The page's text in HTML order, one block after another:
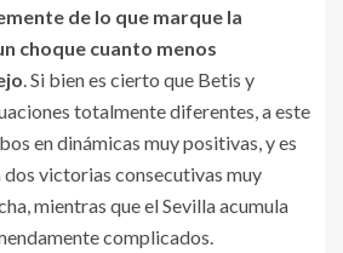
de lo que marque la
choque cuanto menos
. Si bien es cierto que Betis y
totalmente diferentes, a este
en dinámicas muy positivas, y es
dos victorias consecutivas muy
mientras que el Sevilla acumula
complicados.